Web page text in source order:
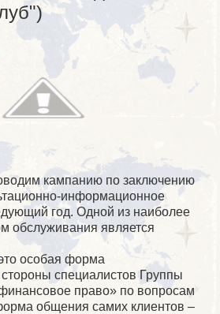
кампанию по заключению
информационное
год. Одной из наиболее
обслуживания является
особая форма
специалистов Группы
право» по вопросам
общения самих клиентов –